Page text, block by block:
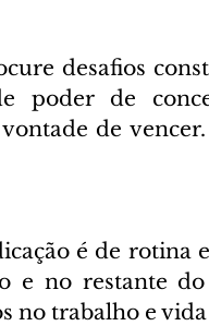
desafios
poder de
de
é de rotina
e no restante
no trabalho e